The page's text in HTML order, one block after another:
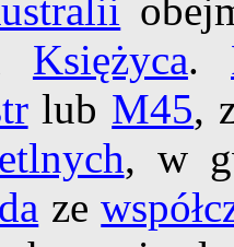
Księżyca.
lub M45,
, w
ze